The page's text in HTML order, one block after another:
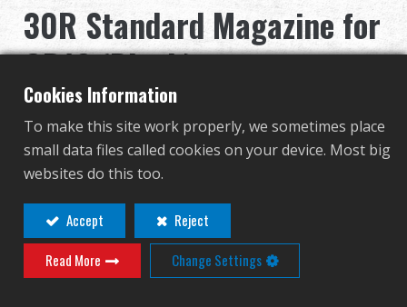
私たちについて
サインイン
繁體中文
Français 日本語
30R Standard Magazine for
GR16 (Black)
G-08-052-2
G-08-052-2
その他の色
Cookies Information
To make this site work properly, we sometimes place
small data files called cookies on your device. Most big
websites do this too.
Accept
Reject
Read More
Change Settings